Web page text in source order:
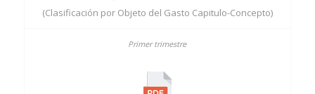
(Clasificación por Objeto del Gasto Capitulo-Concepto)